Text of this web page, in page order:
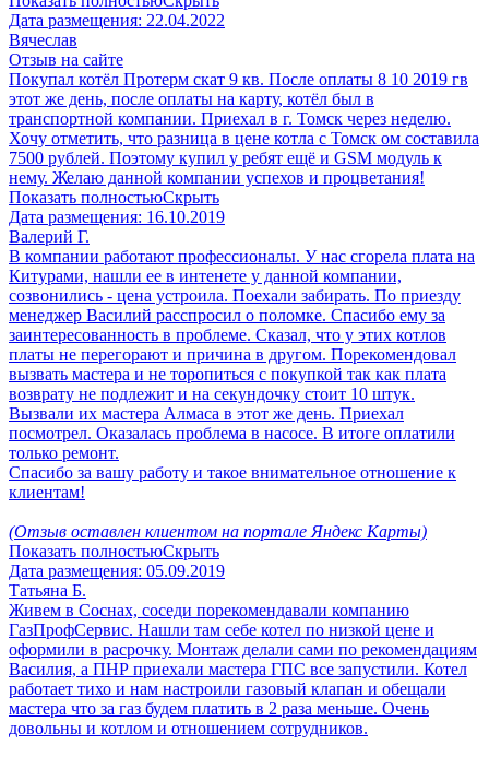
Дата размещения: 22.04.2022
Вячеслав
Отзыв на сайте
Покупал котёл Протерм скат 9 кв. После оплаты 8 10 2019 гв
этот же день, после оплаты на карту, котёл был в
транспортной компании. Приехал в г. Томск через неделю.
Хочу отметить, что разница в цене котла с Томск ом составила
7500 рублей. Поэтому купил у ребят ещё и GSM модуль к
нему. Желаю данной компании успехов и процветания!
Показать полностьюСкрыть
Дата размещения: 16.10.2019
Валерий Г.
В компании работают профессионалы. У нас сгорела плата на
Китурами, нашли ее в интенете у данной компании,
созвонились - цена устроила. Поехали забирать. По приезду
менеджер Василий расспросил о поломке. Спасибо ему за
заинтересованность в проблеме. Сказал, что у этих котлов
платы не перегорают и причина в другом. Порекомендовал
вызвать мастера и не торопиться с покупкой так как плата
возврату не подлежит и на секундочку стоит 10 штук.
Вызвали их мастера Алмаса в этот же день. Приехал
посмотрел. Оказалась проблема в насосе. В итоге оплатили
только ремонт.
Спасибо за вашу работу и такое внимательное отношение к
клиентам!
(Отзыв оставлен клиентом на портале Яндекс Карты)
Показать полностьюСкрыть
Дата размещения: 05.09.2019
Татьяна Б.
Живем в Соснах, соседи порекомендавали компанию
ГазПрофСервис. Нашли там себе котел по низкой цене и
оформили в расрочку. Монтаж делали сами по рекомендациям
Василия, а ПНР приехали мастера ГПС все запустили. Котел
работает тихо и нам настроили газовый клапан и обещали
мастера что за газ будем платить в 2 раза меньше. Очень
довольны и котлом и отношением сотрудников.